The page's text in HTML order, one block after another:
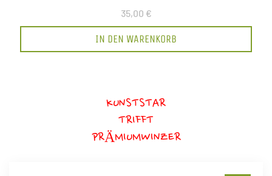
35,00 €
IN DEN WARENKORB
KUNSTSTAR
TRIFFT
PRÄMIUMWINZER